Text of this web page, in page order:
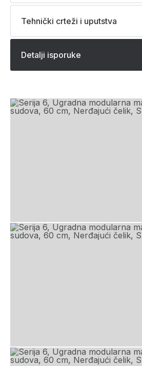
Tehnički crteži i uputstva
Detalji isporuke